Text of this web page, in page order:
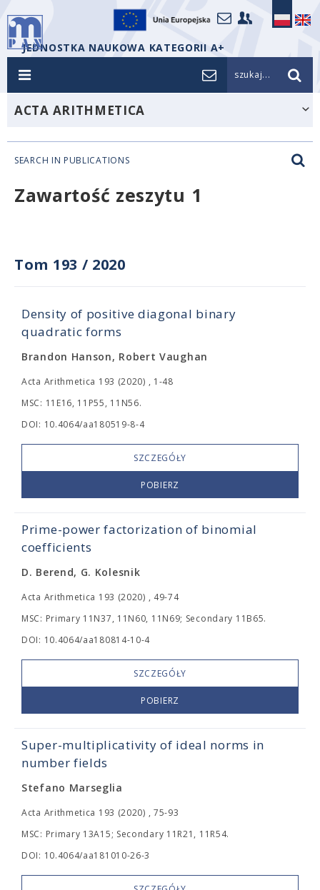
JEDNOSTKA NAUKOWA KATEGORII A+
szukaj...
ACTA ARITHMETICA
SEARCH IN PUBLICATIONS
Zawartość zeszytu 1
Tom 193 / 2020
Density of positive diagonal binary
quadratic forms
Brandon Hanson, Robert Vaughan
Acta Arithmetica 193 (2020) , 1-48
MSC: 11E16, 11P55, 11N56.
DOI: 10.4064/aa180519-8-4
SZCZEGÓŁY
POBIERZ
Prime-power factorization of binomial
coefficients
D. Berend, G. Kolesnik
Acta Arithmetica 193 (2020) , 49-74
MSC: Primary 11N37, 11N60, 11N69; Secondary 11B65.
DOI: 10.4064/aa180814-10-4
SZCZEGÓŁY
POBIERZ
Super-multiplicativity of ideal norms in
number fields
Stefano Marseglia
Acta Arithmetica 193 (2020) , 75-93
MSC: Primary 13A15; Secondary 11R21, 11R54.
DOI: 10.4064/aa181010-26-3